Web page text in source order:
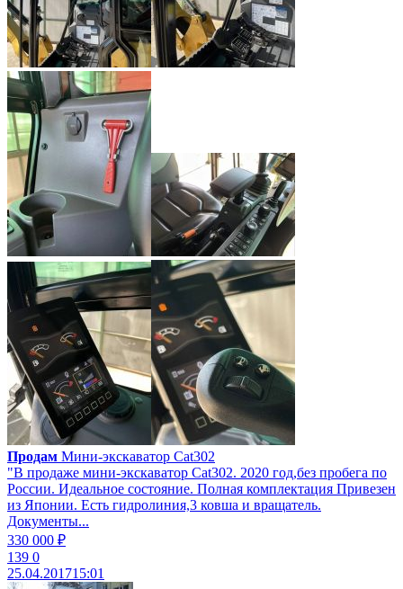
Продам Мини-экскаватор Cat302
"В продаже мини-экскаватор Cat302. 2020 год,без пробега по
России. Идеальное состояние. Полная комплектация Привезен
из Японии. Есть гидролиния,3 ковша и вращатель.
Документы...
330 000 ₽
139 0
25.04.201715:01